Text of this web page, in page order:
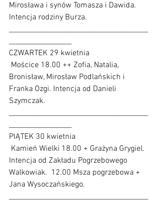
Mirosława i synów Tomasza i Dawida.
Intencja rodziny Burza.
________________________________________
__________________
CZWARTEK 29 kwietnia
Bronisław, Mirosław Podlańskich i
Franka Ozgi. Intencja od Danieli
Szymczak.
________________________________________
__________________
PIĄTEK 30 kwietnia
Intencja od Zakładu Pogrzebowego
Walkowiak.  12.00 Msza pogrzebowa +
Jana Wysoczańskiego.
________________________________________